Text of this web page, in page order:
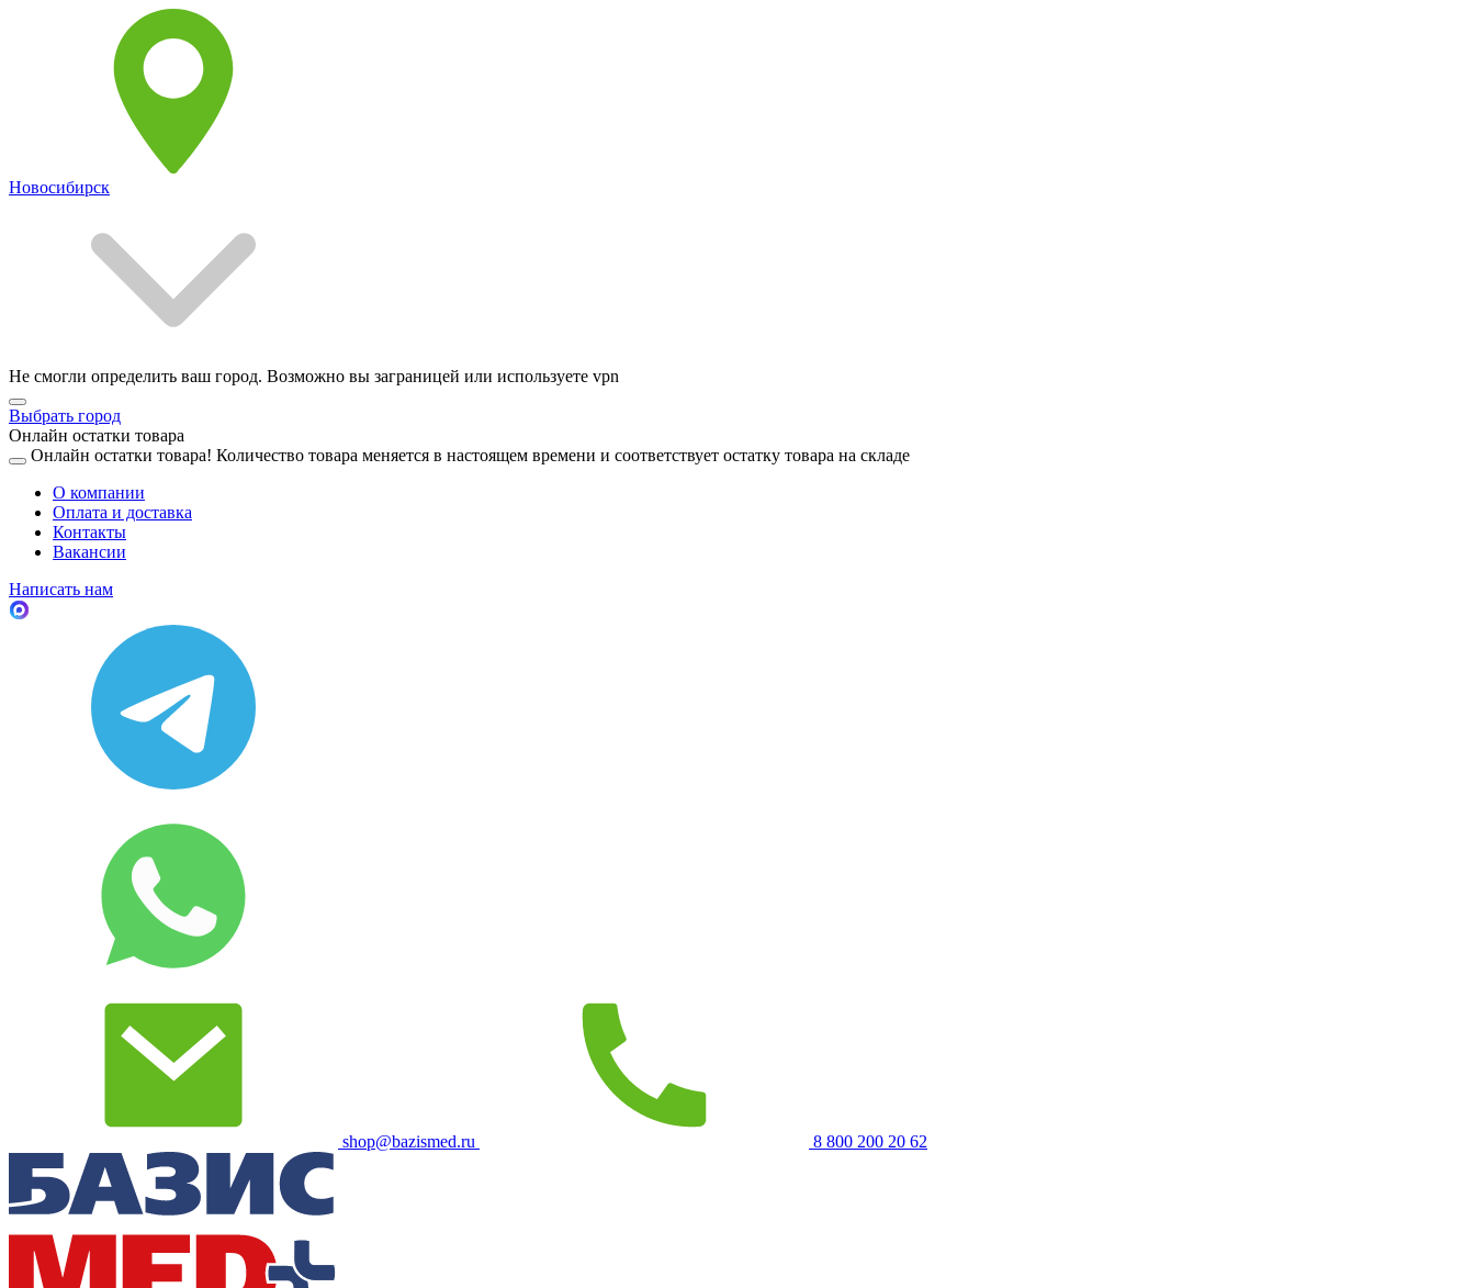
Новосибирск
Не смогли определить ваш город. Возможно вы заграницей или используете vpn
Выбрать город
Онлайн остатки товара
Онлайн остатки товара! Количество товара меняется в настоящем времени и соответствует остатку товара на складе
О компании
Оплата и доставка
Контакты
Вакансии
Написать нам
shop@bazismed.ru 8 800 200 20 62